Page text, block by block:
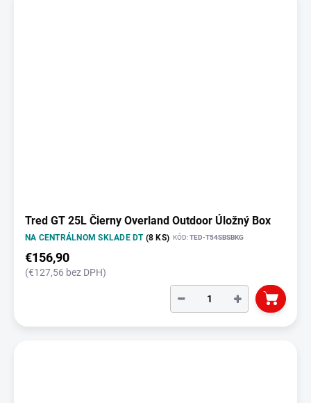
Tred GT 25L Čierny Overland Outdoor Úložný Box
NA CENTRÁLNOM SKLADE DT (8 KS) KÓD:TED-T54SBSBKG
€156,90
(€127,56 bez DPH)
+
−